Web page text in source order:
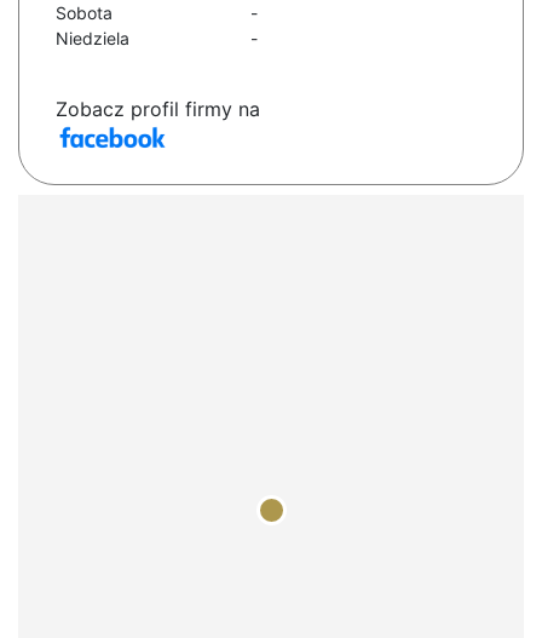
Sobota
-
Niedziela
-
Zobacz profil firmy na